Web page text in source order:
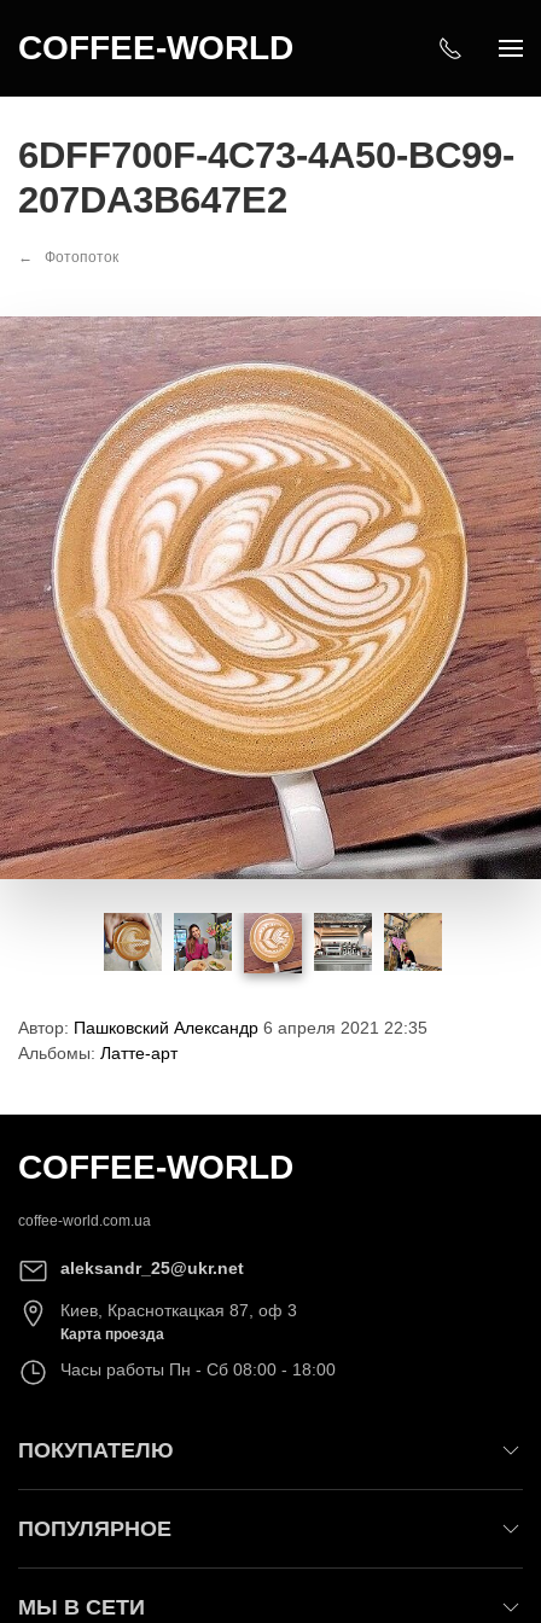
COFFEE-WORLD
6DFF700F-4C73-4A50-BC99-
207DA3B647E2
Фотопоток
Автор: Пашковский Александр 6 апреля 2021 22:35
Альбомы: Латте-арт
COFFEE-WORLD
coffee-world.com.ua
aleksandr_25@ukr.net
Киев Красноткацкая 87, оф 3
Карта проезда
Часы работы Пн - Сб 08:00 - 18:00
ПОКУПАТЕЛЮ
ПОПУЛЯРНОЕ
МЫ В СЕТИ